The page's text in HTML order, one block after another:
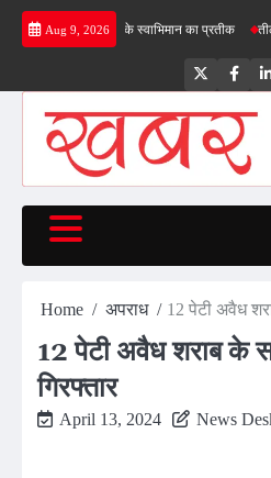
Skip
Aug 9, 2026
बोले- तिरंगा देश के स्वाभिमान का प्रतीक तीलू रौतेली
Twitter
Home अपराध 12 पेटी अवैध
12 पेटी अवैध शराब के
गिरफ्तार
April 13, 2024 News